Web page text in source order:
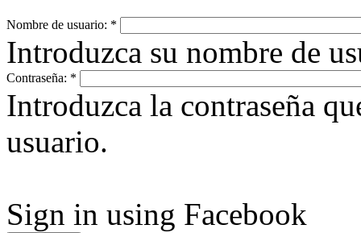
Nombre de usuario: *
Introduzca su nombre de
Contraseña: *
Introduzca la contraseña
usuario.
Sign in using Facebook